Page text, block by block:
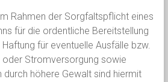
Rahmen der Sorgfaltspflicht eines
für die ordentliche Bereitstellung
für eventuelle Ausfälle bzw.
oder Stromversorgung sowie
durch höhere Gewalt sind hiermit